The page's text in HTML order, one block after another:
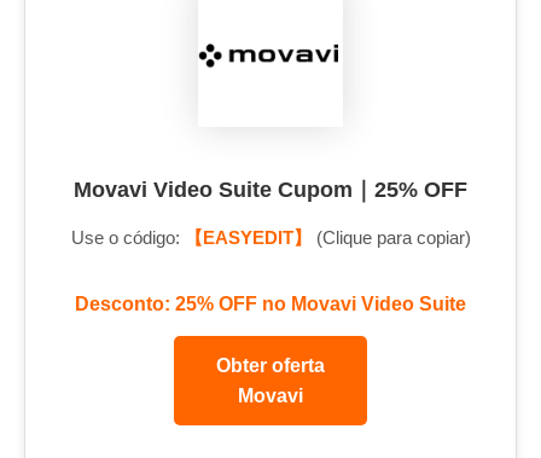
Movavi Video Suite Cupom｜25% OFF
Use o código: 【EASYEDIT】 (Clique para copiar)
Desconto: 25% OFF no Movavi Video Suite
Obter oferta
Movavi